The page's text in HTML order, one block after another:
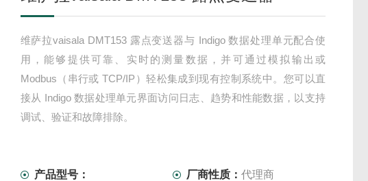
维萨拉vaisala DMT153 露点变送器与 Indigo 数据处理单元配合使
用，能够提供可靠、实时的测量数据，并可通过模拟输出或
Modbus（串行或 TCP/IP）轻松集成到现有控制系统中。您可以直
接从 Indigo 数据处理单元界面访问日志、趋势和性能数据，以支持
调试、验证和故障排除。
产品型号： 厂商性质：代理商